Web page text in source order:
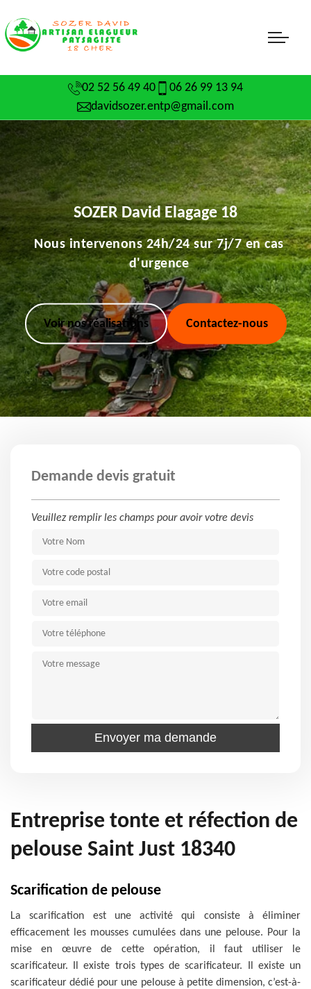
02 52 56 49 40
06 26 99 13 94
davidsozer.entp@gmail.com
SOZER David Elagage 18
Nous intervenons 24h/24 sur 7j/7 en cas
d'urgence
Voir nos réalisations Contactez-nous
Demande devis gratuit
Veuillez remplir les champs pour avoir votre devis
Entreprise tonte et réfection de
pelouse Saint Just 18340
Scarification de pelouse
La scarification est une activité qui consiste à éliminer
efficacement les mousses cumulées dans une pelouse. Pour la
mise en œuvre de cette opération, il faut utiliser le
scarificateur. Il existe trois types de scarificateur. Il existe un
scarificateur dédié pour une pelouse à petite dimension, c’est-à-